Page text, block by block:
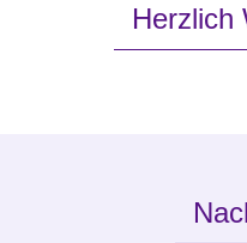
Herzlich